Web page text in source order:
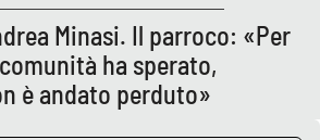
Minasi. Il parroco: «Per
ha sperato,
è andato perduto»